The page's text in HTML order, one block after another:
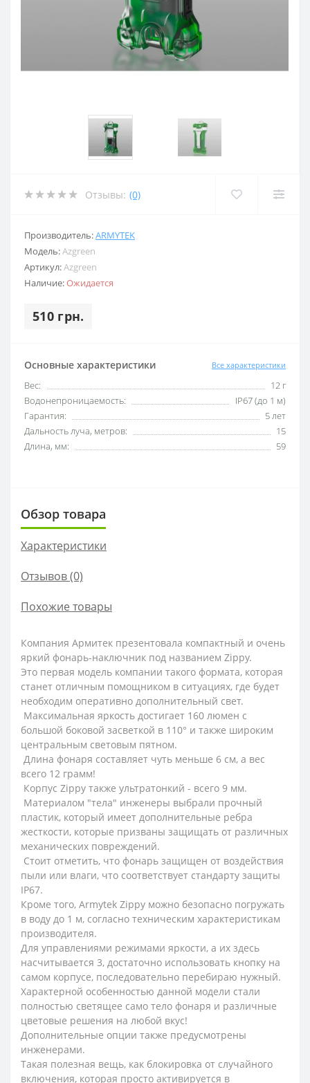
Отзывы: (0)
Производитель:ARMYTEK
Модель:Azgreen
Артикул:Azgreen
Наличие:Ожидается
510 грн.
Основные характеристики Все характеристики
Вес:
12 г
Водонепроницаемость:
IP67 (до 1 м)
Гарантия:
5 лет
Дальность луча, метров:
15
Длина, мм:
59
Обзор товара
Характеристики
Отзывов (0)
Похожие товары
Компания Армитек презентовала компактный и очень
яркий фонарь-наключник под названием Zippy.
Это первая модель компании такого формата, которая
станет отличным помощником в ситуациях, где будет
необходим оперативно дополнительный свет.
Максимальная яркость достигает 160 люмен с
большой боковой засветкой в 110° и также широким
центральным световым пятном.
Длина фонаря составляет чуть меньше 6 см, а вес
всего 12 грамм!
Корпус Zippy также ультратонкий - всего 9 мм.
Материалом "тела" инженеры выбрали прочный
пластик, который имеет дополнительные ребра
жесткости, которые призваны защищать от различных
механических повреждений.
Стоит отметить, что фонарь защищен от воздействия
пыли или влаги, что соответствует стандарту защиты
IP67.
Кроме того, Armytek Zippy можно безопасно погружать
в воду до 1 м, согласно техническим характеристикам
производителя.
Для управлениями режимами яркости, а их здесь
насчитывается 3, достаточно использовать кнопку на
самом корпусе, последовательно перебираю нужный.
Характерной особенностью данной модели стали
полностью светящее само тело фонаря и различные
цветовые решения на любой вкус!
Дополнительные опции также предусмотрены
инженерами.
Такая полезная вещь, как блокировка от случайного
включения, которая просто активируется в